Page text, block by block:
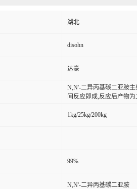
湖北
disohn
达豪
N,N'-二异丙基碳二亚胺
间反应即成,反应后产物
1kg/25kg/200kg
99%
N,N'-二异丙基碳二亚胺